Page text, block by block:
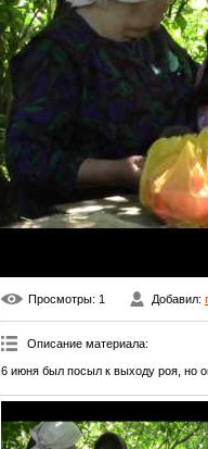
Просмотры: 1 Добавил:
Описание материала:
6 июня был посыл к выходу роя, но